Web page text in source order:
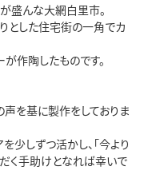
盛んな大網白里市。
とした住宅街の一角でカ
作陶したものです。
を基に製作をしておりま
少しずつ活かし、「今より
く手助けとなれば幸いで